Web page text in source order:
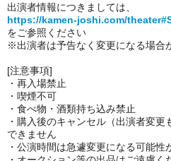
出演者情報につきましては、
https://kamen-joshi.com/
をご参照ください
※出演者は予告なく変更になる場合
[注意事項]
・再入場禁止
・喫煙不可
・ 食べ物・酒類持ち込み禁止
・購入後のキャンセル（出演者変
できません
・公演時間は急遽変更になる可能性